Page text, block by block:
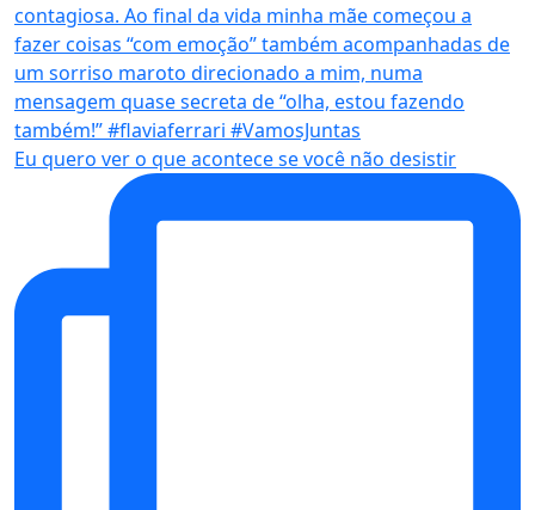
Eu quero ver o que acontece se você não desistir